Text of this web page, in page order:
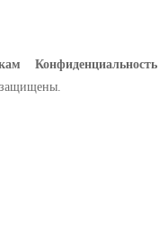
Конфиденциальность
защищены.